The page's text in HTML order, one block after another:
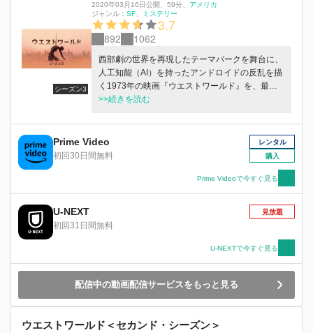
シーズン3
2020年03月16日公開、 59分、 アメリカ
ジャンル： SF ミステリー
3.7
892 1062
西部劇の世界を再現したテーマパークを舞台に、
人工知能（AI）を持ったアンドロイドの反乱を描
く1973年の映画『ウエストワールド』を、最先
端のクリエーターが蘇らせた壮大なSFミステリ
>>続きを読む
Prime Video
初回30日間無料
レンタル
購入
Prime Videoで今すぐ見る
U-NEXT
初回31日間無料
見放題
U-NEXTで今すぐ見る
配信中の動画配信サービスをもっと見る
ウエストワールド＜セカンド・シーズン＞